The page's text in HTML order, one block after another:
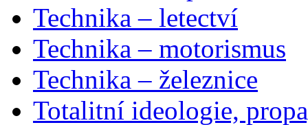
Technika – letectví
Technika – motorismus
Technika – železnice
Totalitní ideologie,